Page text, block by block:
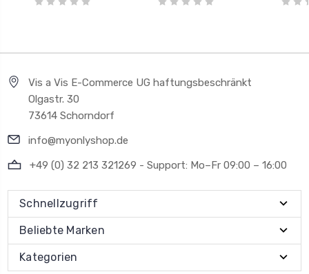
Vis a Vis E-Commerce UG haftungsbeschränkt
Olgastr. 30
73614 Schorndorf
info@myonlyshop.de
+49 (0) 32 213 321269 - Support: Mo–Fr 09:00 – 16:00
Schnellzugriff
Beliebte Marken
Kategorien